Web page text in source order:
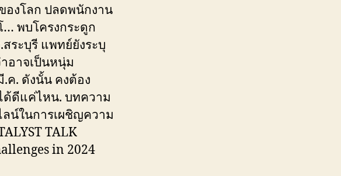
องโลก ปลดพนักงาน
… พบโครงกระดูก
ระบุรี แพทย์ยังระบุ
อาจเป็นหนุ่ม
ค. ดังนั้น คงต้อง
ด้ดีแค่ไหน. บทความ
น์ในการเผชิญความ
TALK
in 2024